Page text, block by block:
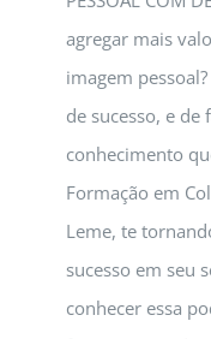
agregar mais
imagem
de sucesso, e
conhecimento
Formação em
Leme, te
sucesso em
conhecer essa